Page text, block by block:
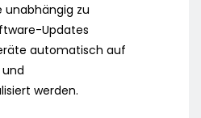
unabhängig zu
Updates
automatisch auf
werden.